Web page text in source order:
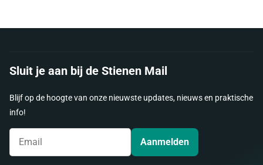
Sluit je aan bij de Stienen Mail
Blijf op de hoogte van onze nieuwste updates, nieuws en praktische
info!
Aanmelden